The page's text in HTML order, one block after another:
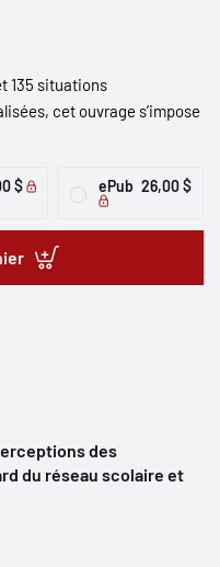
135 situations
cet ouvrage s’impose
$ ePub 26,00 $
des
du réseau scolaire et